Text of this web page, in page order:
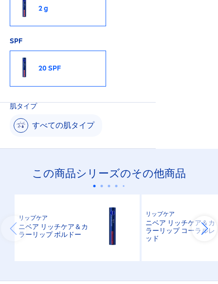
2 g
SPF
20 SPF
肌タイプ
すべての肌タイプ
この商品シリーズのその他商品
リップケア
ニベア リッチケア＆カ
ラーリップ ボルドー
リップケア
ニベア リッチケア＆カ
ラーリップ コーラルレ
ッド